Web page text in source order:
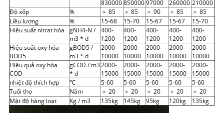
83000085000097000 260000 210000
Độ xốp
% ＞ 85 ＞ 85 ＞ 90 ＞ 85
＞ 85
Liều lượng
% 15-68 15-70 15-67 15-67
15-70
Hiệu suất nitrat hóa
gNH4-N /
m3 * d
400-
1200
400-
1200
400-
1200
400-
1200
400-
1200
Hiệu suất oxy hóa
BOD5
gBOD5 /
m3 * d
2000-
10000
2000-
10000
2000-
10000
2000-
10000
2000-
10000
Hiệu quả oxy hóa
COD
gCOD / m3
* d
2000-
15000
2000-
15000
2000-
15000
2000-
15000
2000-
15000
nhiệt độ thích hợp
℃ 5-60 5-60 5-60 5-60
5-60
Tuổi thọ
Năm ＞ 20 ＞ 20 ＞ 20 ＞ 20
＞ 20
Mật độ hàng loạt
Kg / m3 135kg 145kg 95kg 120kg 135kg